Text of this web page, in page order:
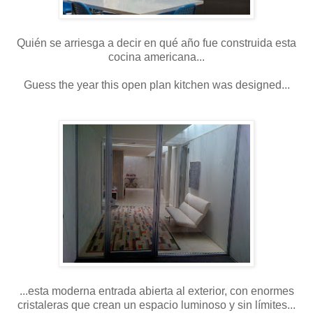
Quién se arriesga a decir en qué año fue construida esta
cocina americana...
Guess the year this open plan kitchen was designed...
...esta moderna entrada abierta al exterior, con enormes
cristaleras que crean un espacio luminoso y sin límites...